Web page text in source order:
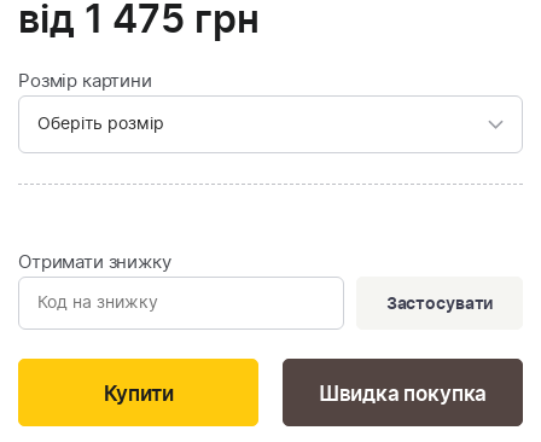
від 1 475 грн
Розмір картини
Отримати знижку
Застосувати
Швидка покупка